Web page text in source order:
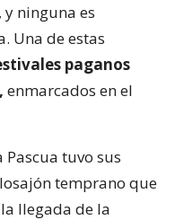
y ninguna es
Una de estas
paganos
enmarcados en el
tuvo sus
temprano que
llegada de la